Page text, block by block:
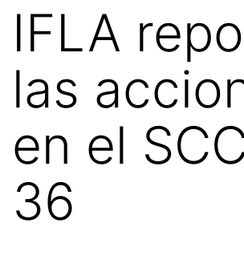
IFLA
las
en el
36